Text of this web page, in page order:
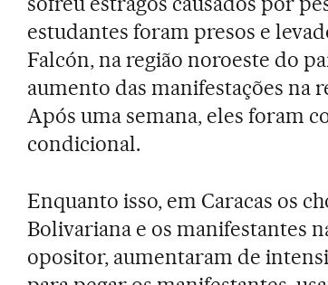
estudantes foram presos e
Falcón, na região noroeste do
aumento das manifestações na
Após uma semana, eles foram
condicional.
Enquanto isso, em Caracas os
Bolivariana e os manifestantes
opositor, aumentaram de